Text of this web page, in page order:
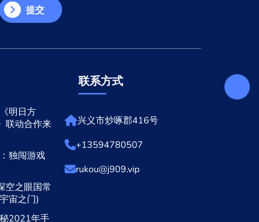
提交
明日方
联动合作来
独闯游戏
之眼国常
宙之门)
2021年手
联系方式
兴义市炒啄郡416号
+13594780507
rukou@j909.vip